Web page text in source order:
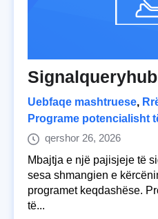
Uebfaqe mashtruese,
Programe potencialisht
qershor 26, 2026
Mbajtja e një pajisjeje të
sesa shmangien e
programet keqdashëse.
të...